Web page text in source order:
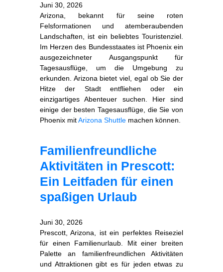
Juni 30, 2026
Arizona, bekannt für seine roten
Felsformationen und atemberaubenden
Landschaften, ist ein beliebtes Touristenziel.
Im Herzen des Bundesstaates ist Phoenix ein
ausgezeichneter Ausgangspunkt für
Tagesausflüge, um die Umgebung zu
erkunden. Arizona bietet viel, egal ob Sie der
Hitze der Stadt entfliehen oder ein
einzigartiges Abenteuer suchen. Hier sind
einige der besten Tagesausflüge, die Sie von
Phoenix mitArizona Shuttle machen können.
Familienfreundliche
Aktivitäten in Prescott:
Ein Leitfaden für einen
spaßigen Urlaub
Juni 30, 2026
Prescott, Arizona, ist ein perfektes Reiseziel
für einen Familienurlaub. Mit einer breiten
Palette an familienfreundlichen Aktivitäten
und Attraktionen gibt es für jeden etwas zu